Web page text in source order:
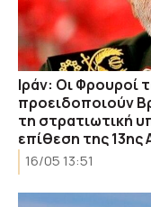
Ιράν: Οι Φρουροί
προειδοποιούν
τη στρατιωτική
επίθεση της 13ης
16/05 13:51